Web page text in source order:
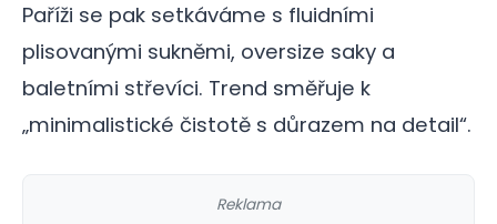
Paříži se pak setkáváme s fluidními
plisovanými sukněmi, oversize saky a
baletními střevíci. Trend směřuje k
„minimalistické čistotě s důrazem na detail“.
Reklama